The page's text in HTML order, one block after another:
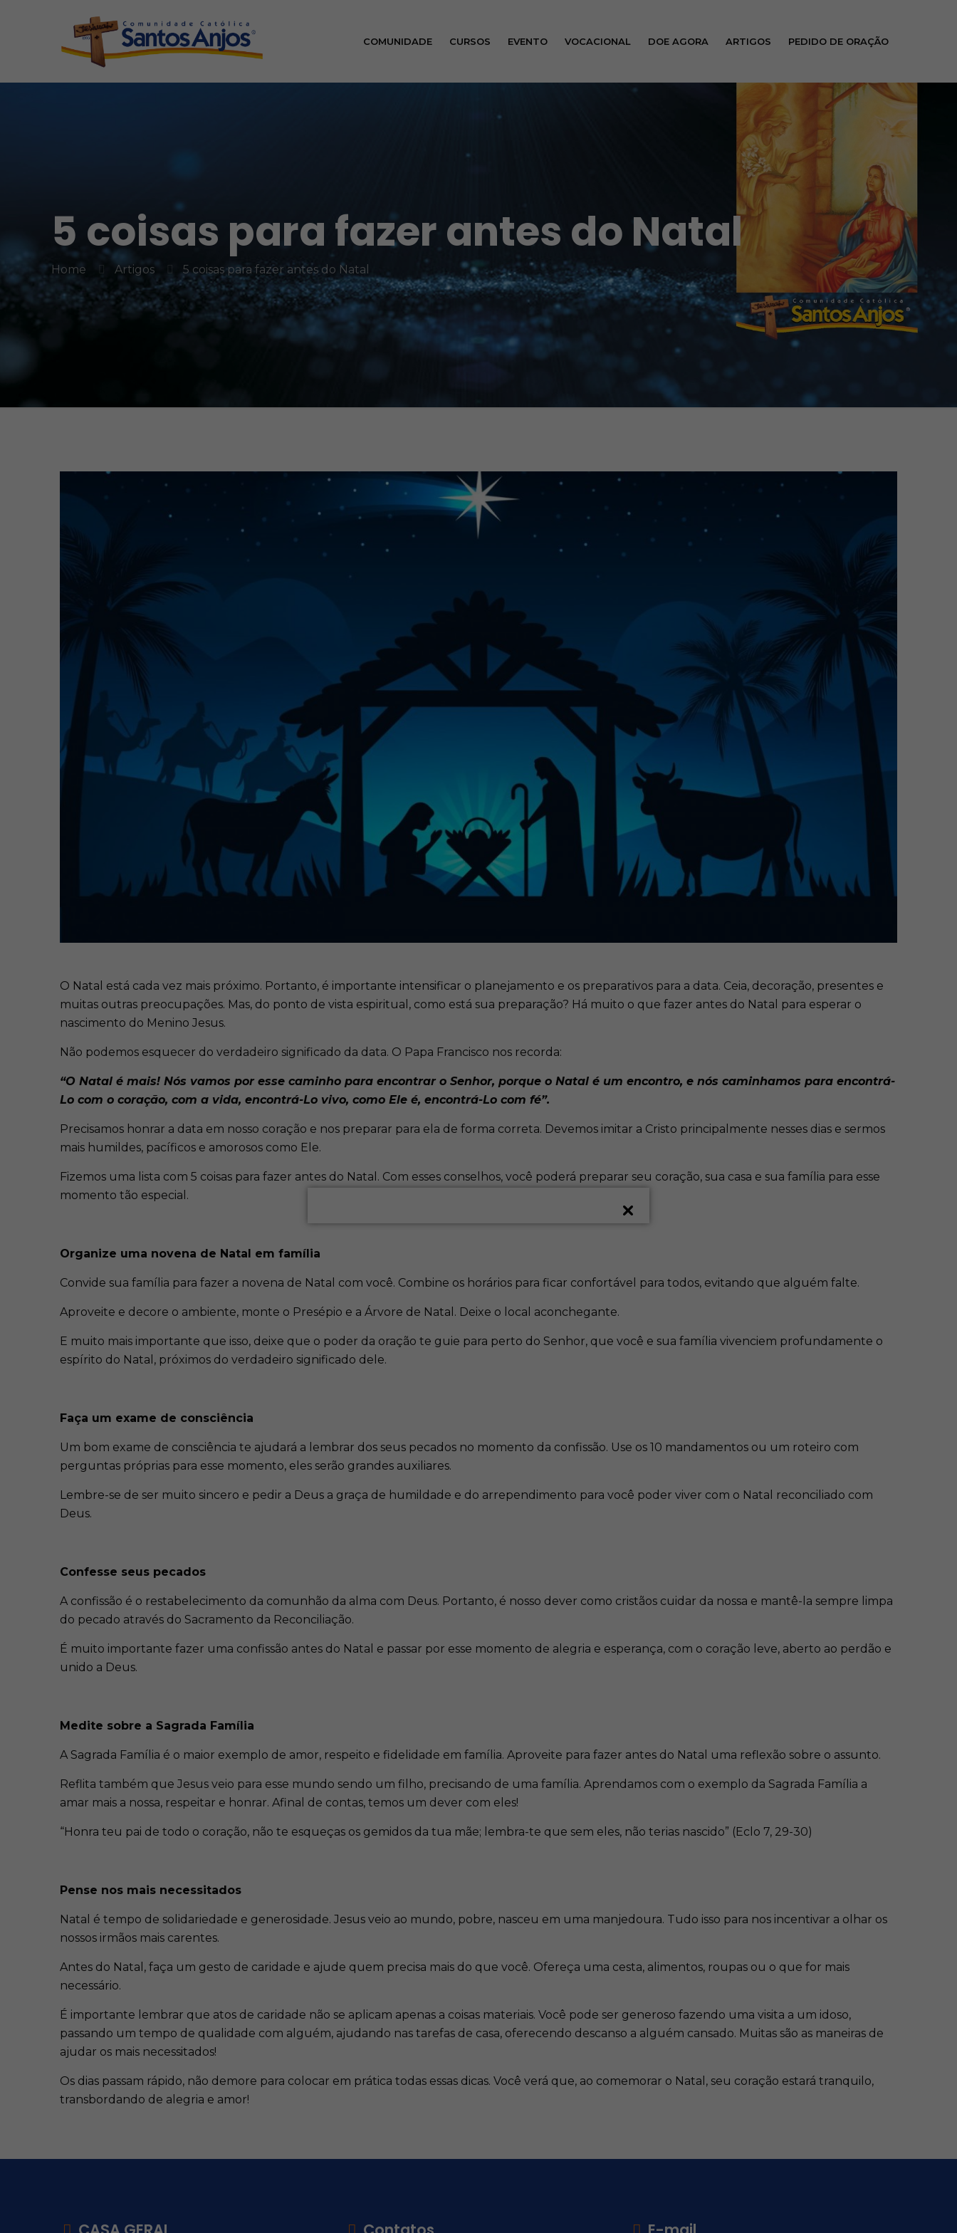
COMUNIDADE CURSOS EVENTO VOCACIONAL DOE AGORA ARTIGOS PEDIDO DE ORAÇÃO
5 coisas para fazer antes do Natal
Home Artigos 5 coisas para fazer antes do Natal
O Natal está cada vez mais próximo. Portanto, é importante intensificar o planejamento e os preparativos para a data. Ceia, decoração, presentes e
muitas outras preocupações. Mas, do ponto de vista espiritual, como está sua preparação? Há muito o que fazer antes do Natal para esperar o
nascimento do Menino Jesus.
Não podemos esquecer do verdadeiro significado da data. O Papa Francisco nos recorda:
“O Natal é mais! Nós vamos por esse caminho para encontrar o Senhor, porque o Natal é um encontro, e nós caminhamos para encontrá-
Lo com o coração, com a vida, encontrá-Lo vivo, como Ele é, encontrá-Lo com fé”.
Precisamos honrar a data em nosso coração e nos preparar para ela de forma correta. Devemos imitar a Cristo principalmente nesses dias e sermos
mais humildes, pacíficos e amorosos como Ele.
Fizemos uma lista com 5 coisas para fazer antes do Natal. Com esses conselhos, você poderá preparar seu coração, sua casa e sua família para esse
momento tão especial.
Organize uma novena de Natal em família
Convide sua família para fazer a novena de Natal com você. Combine os horários para ficar confortável para todos, evitando que alguém falte.
Aproveite e decore o ambiente, monte o Presépio e a Árvore de Natal. Deixe o local aconchegante.
E muito mais importante que isso, deixe que o poder da oração te guie para perto do Senhor, que você e sua família vivenciem profundamente o
espírito do Natal, próximos do verdadeiro significado dele.
Faça um exame de consciência
Um bom exame de consciência te ajudará a lembrar dos seus pecados no momento da confissão. Use os 10 mandamentos ou um roteiro com
perguntas próprias para esse momento, eles serão grandes auxiliares.
Lembre-se de ser muito sincero e pedir a Deus a graça de humildade e do arrependimento para você poder viver com o Natal reconciliado com
Deus.
Confesse seus pecados
A confissão é o restabelecimento da comunhão da alma com Deus. Portanto, é nosso dever como cristãos cuidar da nossa e mantê-la sempre limpa
do pecado através do Sacramento da Reconciliação.
É muito importante fazer uma confissão antes do Natal e passar por esse momento de alegria e esperança, com o coração leve, aberto ao perdão e
unido a Deus.
Medite sobre a Sagrada Família
A Sagrada Família é o maior exemplo de amor, respeito e fidelidade em família. Aproveite para fazer antes do Natal uma reflexão sobre o assunto.
Reflita também que Jesus veio para esse mundo sendo um filho, precisando de uma família. Aprendamos com o exemplo da Sagrada Família a
amar mais a nossa, respeitar e honrar. Afinal de contas, temos um dever com eles!
“Honra teu pai de todo o coração, não te esqueças os gemidos da tua mãe; lembra-te que sem eles, não terias nascido” (Eclo 7, 29-30)
Pense nos mais necessitados
Natal é tempo de solidariedade e generosidade. Jesus veio ao mundo, pobre, nasceu em uma manjedoura. Tudo isso para nos incentivar a olhar os
nossos irmãos mais carentes.
Antes do Natal, faça um gesto de caridade e ajude quem precisa mais do que você. Ofereça uma cesta, alimentos, roupas ou o que for mais
necessário.
É importante lembrar que atos de caridade não se aplicam apenas a coisas materiais. Você pode ser generoso fazendo uma visita a um idoso,
passando um tempo de qualidade com alguém, ajudando nas tarefas de casa, oferecendo descanso a alguém cansado. Muitas são as maneiras de
ajudar os mais necessitados!
Os dias passam rápido, não demore para colocar em prática todas essas dicas. Você verá que, ao comemorar o Natal, seu coração estará tranquilo,
transbordando de alegria e amor!